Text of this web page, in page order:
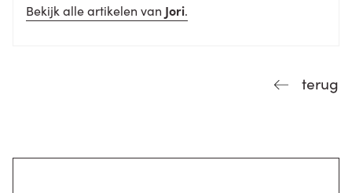
Bekijk alle artikelen van Jori.
terug